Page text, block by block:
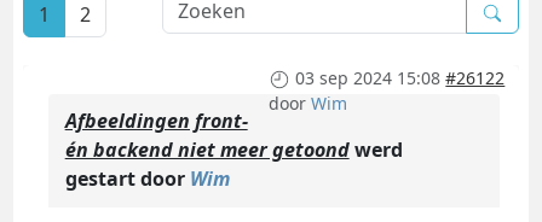
1 2
03 sep 2024 15:08 #26122
doorWim
Afbeeldingen front-
én backend niet meer getoondwerd
gestart door Wim